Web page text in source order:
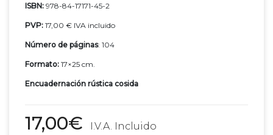
ISBN: 978-84-17171-45-2
PVP: 17,00 € IVA incluido
Número de páginas: 104
Formato: 17×25 cm.
Encuadernación rústica cosida
17,00€